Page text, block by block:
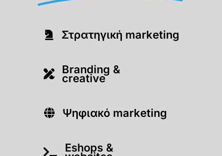
Στρατηγική marketing
Branding &
creative
Ψηφιακό marketing
Eshops &